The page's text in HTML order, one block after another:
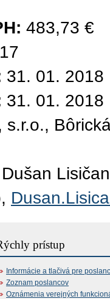
483,73 €
31. 01. 2018
31. 01. 2018
s.r.o.,
prístup
Informácie a tlačivá pre
Zoznam poslancov
Oznámenia verejných